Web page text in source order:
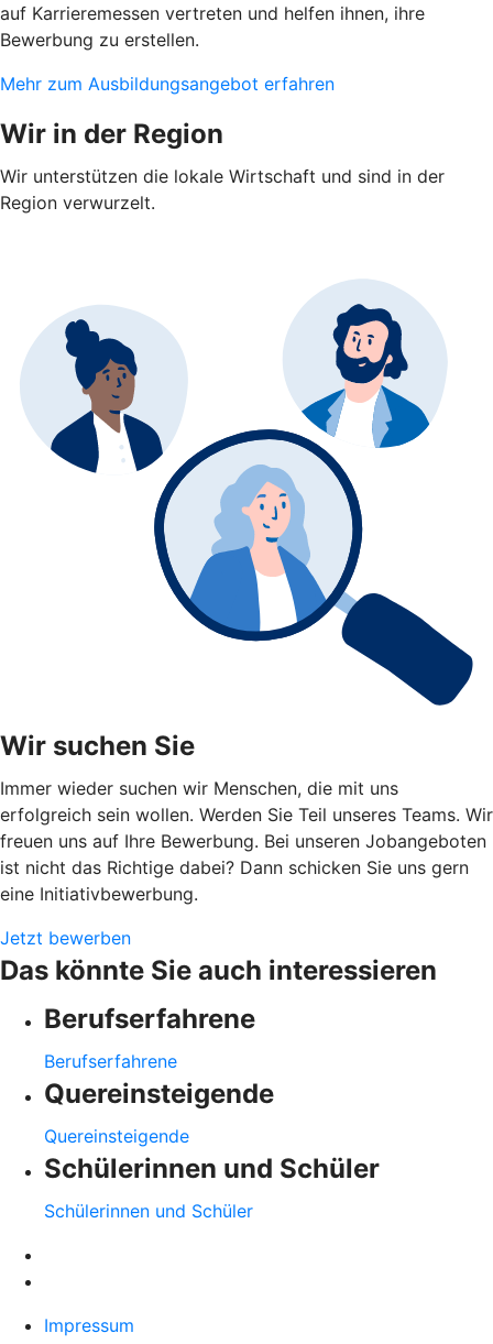
auf Karrieremessen vertreten und helfen ihnen, ihre
Bewerbung zu erstellen.
Mehr zum Ausbildungsangebot erfahren
Wir in der Region
Wir unterstützen die lokale Wirtschaft und sind in der
Region verwurzelt.
Wir suchen Sie
Immer wieder suchen wir Menschen, die mit uns
erfolgreich sein wollen. Werden Sie Teil unseres Teams. Wir
freuen uns auf Ihre Bewerbung. Bei unseren Jobangeboten
ist nicht das Richtige dabei? Dann schicken Sie uns gern
eine Initiativbewerbung.
Jetzt bewerben
Das könnte Sie auch interessieren
Berufserfahrene
Berufserfahrene
Quereinsteigende
Quereinsteigende
Schülerinnen und Schüler
Schülerinnen und Schüler
Impressum